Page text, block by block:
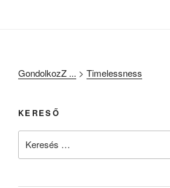
GondolkozZ ... > Timelessness
KERESŐ